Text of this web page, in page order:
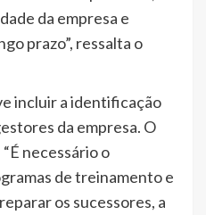
da empresa e
prazo”, ressalta o
incluir a identificação
da empresa. O
necessário o
de treinamento e
os sucessores, a